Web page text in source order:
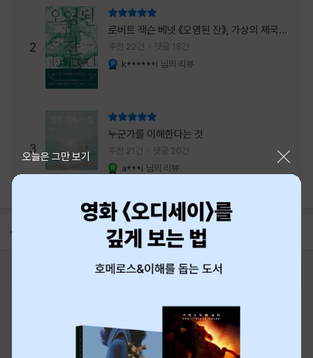
2
로버트 잭슨 베넷 《오염된 잔》, 가상의 제국이
주는 실감과 미스터리 사건의 치밀함이 이루어
내는 최상의 시너지...
추천 22건 댓글 18건
k******i 님의 리뷰
3
누군가를 이해한다는 것
추천 21건 댓글 20건
a***i 님의 리뷰
공지 8월 신용카드 무이자할부 안내
오늘은 그만 보기
최근 본 상품
티켓 1544-6399
중고샵 1566-4295
eBook 1:1문의/채팅상담
예스이십사(주) 사업자 정보